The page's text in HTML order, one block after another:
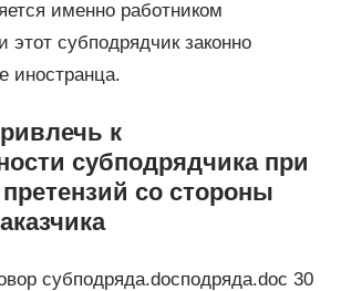
именно работником
этот субпод­рядчик законно
­иностранца.
к
субподрядчика при
со стороны
субподряда.docподряда.doc 30